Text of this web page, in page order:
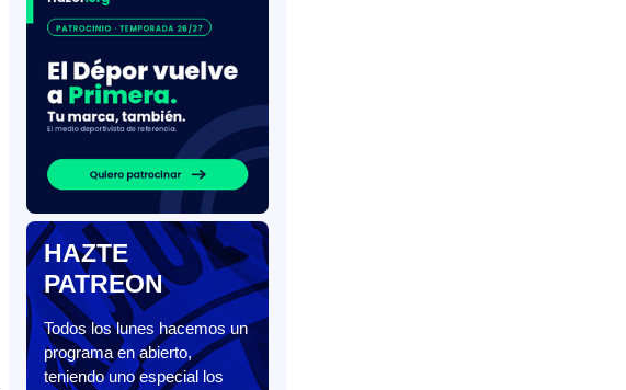
HAZTE
PATREON
Todos los lunes hacemos un
programa en abierto,
teniendo uno especial los